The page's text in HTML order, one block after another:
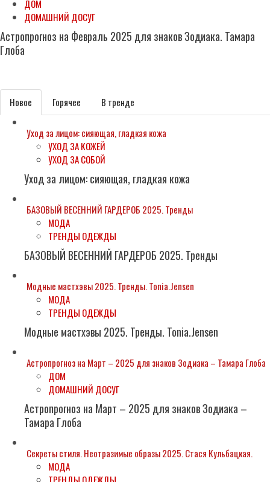
ДОМ
ДОМАШНИЙ ДОСУГ
Астропрогноз на Февраль 2025 для знаков Зодиака. Тамара
Глоба
Новое Горячее В тренде
Уход за лицом: сияющая, гладкая кожа
УХОД ЗА КОЖЕЙ
УХОД ЗА СОБОЙ
Уход за лицом: сияющая, гладкая кожа
БАЗОВЫЙ ВЕСЕННИЙ ГАРДЕРОБ 2025. Тренды
МОДА
ТРЕНДЫ ОДЕЖДЫ
БАЗОВЫЙ ВЕСЕННИЙ ГАРДЕРОБ 2025. Тренды
Модные мастхэвы 2025. Тренды. Tonia.Jensen
МОДА
ТРЕНДЫ ОДЕЖДЫ
Модные мастхэвы 2025. Тренды. Tonia.Jensen
Астропрогноз на Март – 2025 для знаков Зодиака – Тамара Глоба
ДОМ
ДОМАШНИЙ ДОСУГ
Астропрогноз на Март – 2025 для знаков Зодиака –
Тамара Глоба
Секреты стиля. Неотразимые образы 2025. Стася Кульбацкая.
МОДА